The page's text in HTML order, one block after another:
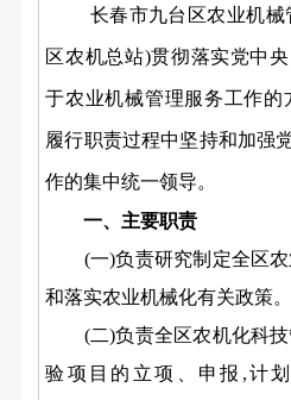
长春市九台区农业机械
区农机总站)贯彻落实党中
于农业机械管理服务工作的
履行职责过程中坚持和加强
作的集中统一领导。
一、主要职责
(一)负责研究制定全区农
和落实农业机械化有关政策
(二)负责全区农机化科技
验项目的立项、申报,计